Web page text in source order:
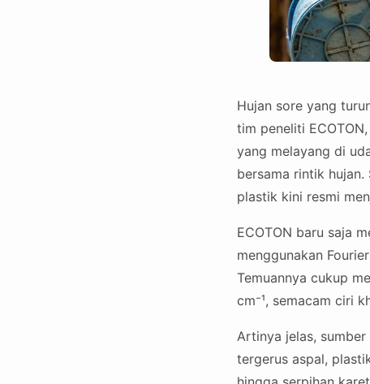
Hujan sore yang
tim peneliti
yang melayang di
bersama rintik
plastik kini resmi
ECOTON baru saja
menggunakan
Temuannya cukup
cm⁻¹, semacam ciri
Artinya jelas,
tergerus aspal,